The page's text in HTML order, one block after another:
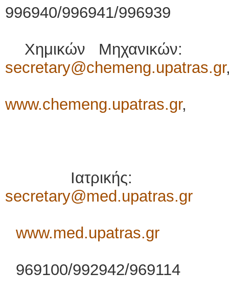
996940/996941/996939
Χημικών
secretary@chemeng.upatras.gr
www.chemeng.upatras.gr,
secretary@med.upatras.gr
www.med.upatras.gr
969100/992942/969114